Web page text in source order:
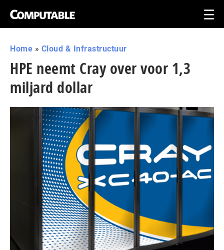
Home » Cloud & Infrastructuur
HPE neemt Cray over voor 1,3
miljard dollar